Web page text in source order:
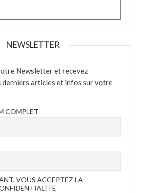
NEWSLETTER
Newsletter et recevez
derniers articles et infos sur votre
COMPLET
VOUS ACCEPTEZ LA